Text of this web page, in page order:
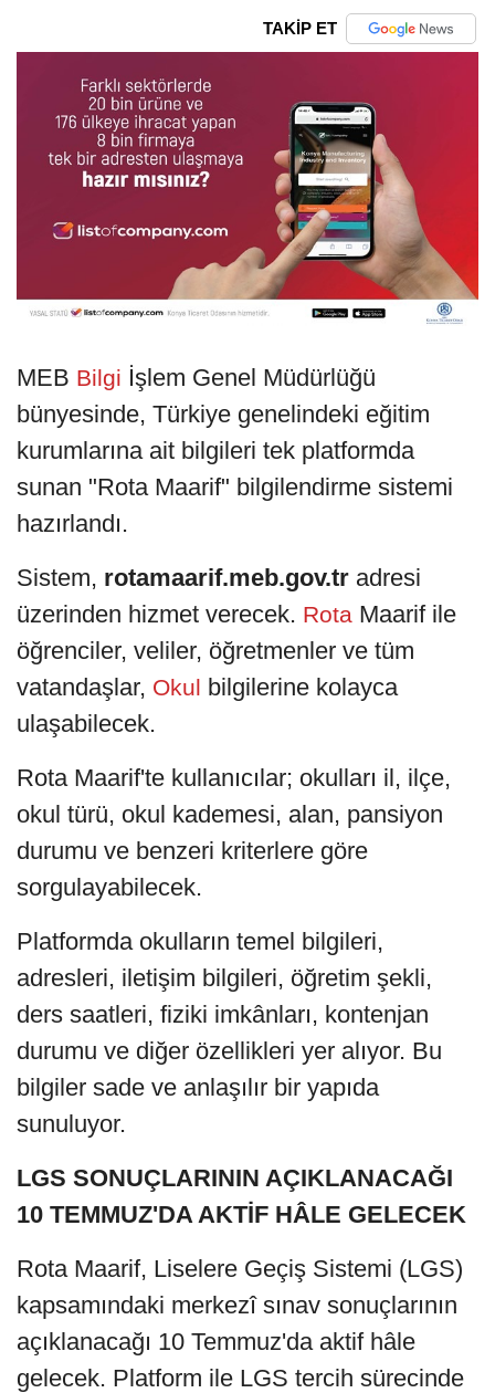
TAKİP ET
MEB Bilgi İşlem Genel Müdürlüğü
bünyesinde, Türkiye genelindeki eğitim
kurumlarına ait bilgileri tek platformda
sunan "Rota Maarif" bilgilendirme sistemi
hazırlandı.
Sistem, rotamaarif.meb.gov.tr adresi
üzerinden hizmet verecek. Rota Maarif ile
öğrenciler, veliler, öğretmenler ve tüm
vatandaşlar, Okul bilgilerine kolayca
ulaşabilecek.
Rota Maarif'te kullanıcılar; okulları il, ilçe,
okul türü, okul kademesi, alan, pansiyon
durumu ve benzeri kriterlere göre
sorgulayabilecek.
Platformda okulların temel bilgileri,
adresleri, iletişim bilgileri, öğretim şekli,
ders saatleri, fiziki imkânları, kontenjan
durumu ve diğer özellikleri yer alıyor. Bu
bilgiler sade ve anlaşılır bir yapıda
sunuluyor.
LGS SONUÇLARININ AÇIKLANACAĞI
10 TEMMUZ'DA AKTİF HÂLE GELECEK
Rota Maarif, Liselere Geçiş Sistemi (LGS)
kapsamındaki merkezî sınav sonuçlarının
açıklanacağı 10 Temmuz'da aktif hâle
gelecek. Platform ile LGS tercih sürecinde